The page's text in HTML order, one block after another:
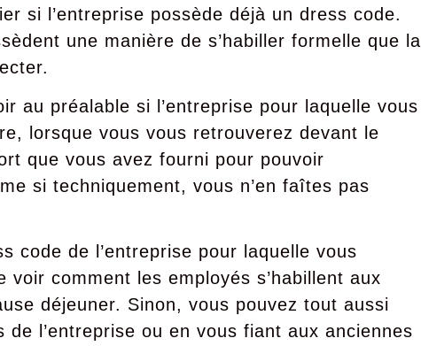
si l’entreprise possède déjà un dress code.
une manière de s’habiller formelle que la
au préalable si l’entreprise pour laquelle vous
lorsque vous vous retrouverez devant le
que vous avez fourni pour pouvoir
si techniquement, vous n’en faîtes pas
code de l’entreprise pour laquelle vous
comment les employés s’habillent aux
déjeuner. Sinon, vous pouvez tout aussi
l’entreprise ou en vous fiant aux anciennes